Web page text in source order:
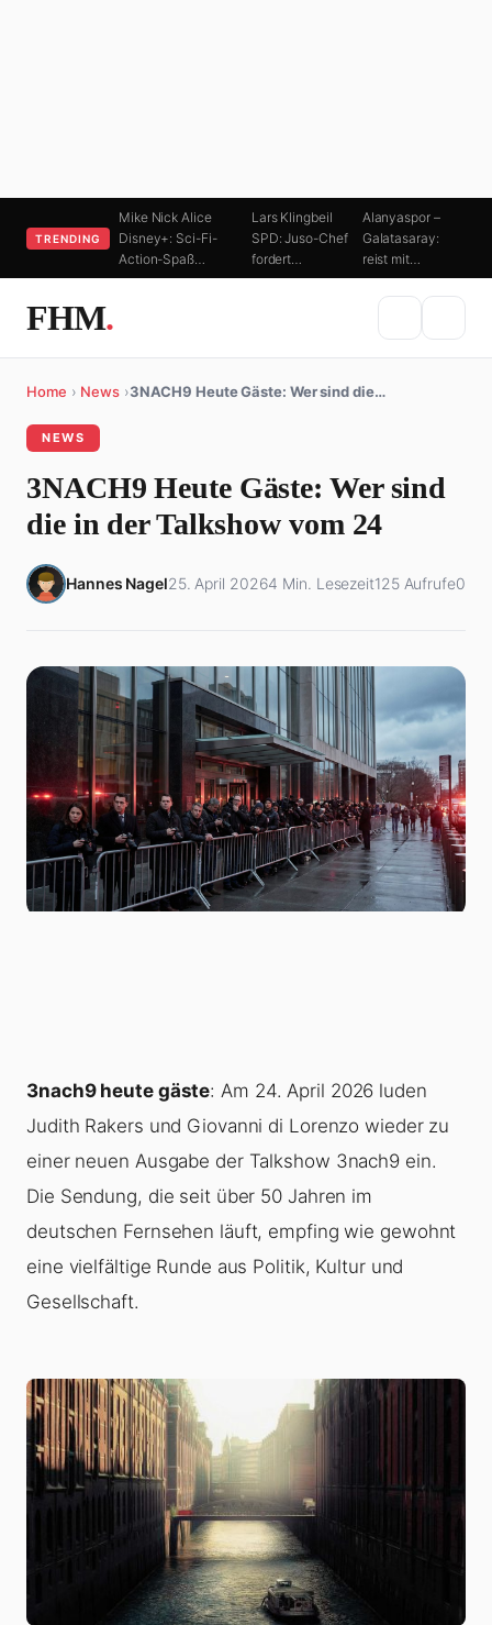
TRENDING
Mike Nick Alice
Disney+: Sci-Fi-
Action-Spaß…
Lars Klingbeil
SPD: Juso-Chef
fordert…
Alanyaspor –
Galatasaray:
reist mit…
FHM.
Home › News ›3NACH9 Heute Gäste: Wer sind die…
NEWS
3NACH9 Heute Gäste: Wer sind
die in der Talkshow vom 24
Hannes Nagel25. April 20264 Min. Lesezeit125 Aufrufe0
3nach9 heute gäste: Am 24. April 2026 luden
Judith Rakers und Giovanni di Lorenzo wieder zu
einer neuen Ausgabe der Talkshow 3nach9 ein.
Die Sendung, die seit über 50 Jahren im
deutschen Fernsehen läuft, empfing wie gewohnt
eine vielfältige Runde aus Politik, Kultur und
Gesellschaft.